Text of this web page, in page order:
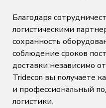
Благодаря
логистическими
сохранность
соблюдение сроков
доставки независимо
Tridecon вы получаете
и профессиональный
логистики.